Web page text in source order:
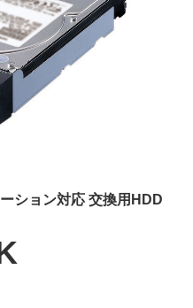
ション対応 交換用HDD